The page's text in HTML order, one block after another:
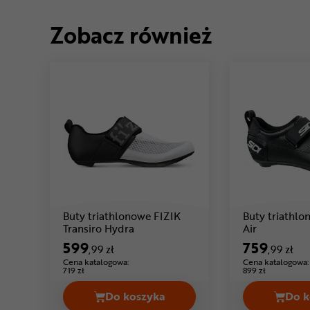
Zobacz również
Buty triathlonowe FIZIK
Transiro Hydra
599,99 zł
Cena katalogowa:
719 zł
Do koszyka
Buty triathlonowe FIZIK Transiro
Buty
Air
759,99 zł
Cena katalogowa:
899 zł
Do